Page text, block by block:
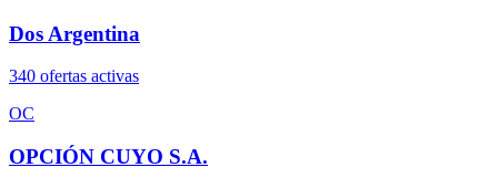
Dos Argentina
340 ofertas activas
OC
OPCIÓN CUYO S.A.